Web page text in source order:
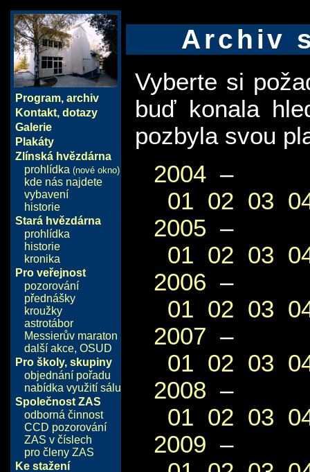
Program, archiv
Kontakt, dotazy
Galerie
Plakáty
Zlínská hvězdárna
prohlídka (nové okno)
kde nás najdete
vybavení
historie
Stará hvězdárna
prohlídka
historie
kronika
Pro veřejnost
pozorování
přednášky
kroužky
astrotábor
Messierův maraton
další akce, OSUD
Pro školy, skupiny
objednání pořadu
nabídka využití sálu
Společnost ZAS
odborná činnost
CCD pozorování
ZAS v číslech
pro členy ZAS
Ke stažení
Archiv
Vyberte si
buď konala
pozbyla svou
2004 –
01 02 03
2005 –
01 02 03
2006 –
01 02 03
2007 –
01 02 03
2008 –
01 02 03
2009 –